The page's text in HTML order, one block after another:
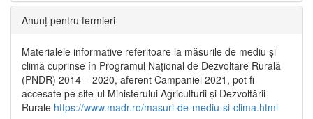
Anunț pentru fermieri
Materialele informative referitoare la măsurile de mediu și
climă cuprinse în Programul Național de Dezvoltare Rurală
(PNDR) 2014 – 2020, aferent Campaniei 2021, pot fi
accesate pe site-ul Ministerului Agriculturii și Dezvoltării
Rurale https://www.madr.ro/masuri-de-mediu-si-clima.html